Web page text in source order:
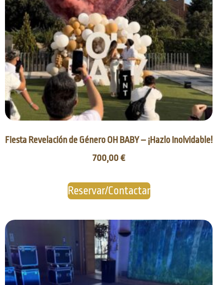
Fiesta Revelación de Género OH BABY – ¡Hazlo Inolvidable!
700,00€
Reservar/Contactar